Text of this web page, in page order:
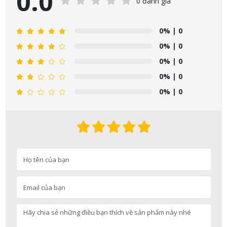
0% | 0
0% | 0
0% | 0
0% | 0
0% | 0
Nguyễn Nhật Quang đã mua sản phẩm Sữa tắm Pigeon Baby